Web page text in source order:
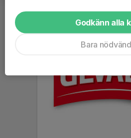
Godkänn alla
Bara